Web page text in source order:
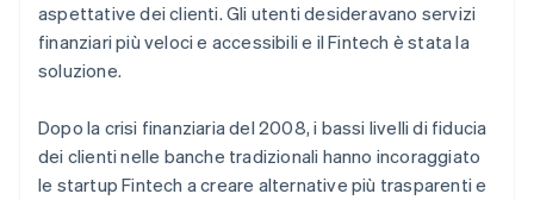
aspettative dei clienti. Gli utenti desideravano servizi
finanziari più veloci e accessibili e il Fintech è stata la
soluzione.
Dopo la crisi finanziaria del 2008, i bassi livelli di fiducia
dei clienti nelle banche tradizionali hanno incoraggiato
le startup Fintech a creare alternative più trasparenti e